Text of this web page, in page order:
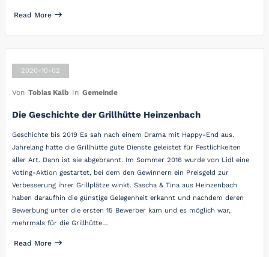
Read More
2020-10-02
Von Tobias Kalb In Gemeinde
Die Geschichte der Grillhütte Heinzenbach
Geschichte bis 2019 Es sah nach einem Drama mit Happy-End aus.
Jahrelang hatte die Grillhütte gute Dienste geleistet für Festlichkeiten
aller Art. Dann ist sie abgebrannt. Im Sommer 2016 wurde von Lidl eine
Voting-Aktion gestartet, bei dem den Gewinnern ein Preisgeld zur
Verbesserung ihrer Grillplätze winkt. Sascha & Tina aus Heinzenbach
haben daraufhin die günstige Gelegenheit erkannt und nachdem deren
Bewerbung unter die ersten 15 Bewerber kam und es möglich war,
mehrmals für die Grillhütte…
Read More